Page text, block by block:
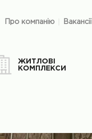
Про компанію Вакансії
ЖИТЛОВІ
КОМПЛЕКСИ